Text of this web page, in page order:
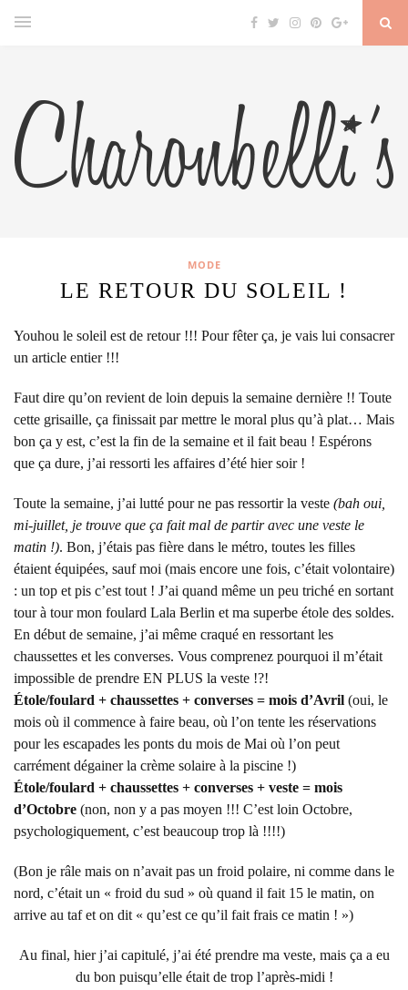
MODE
LE RETOUR DU SOLEIL !
Youhou le soleil est de retour !!! Pour fêter ça, je vais lui consacrer
un article entier !!!
Faut dire qu’on revient de loin depuis la semaine dernière !! Toute
cette grisaille, ça finissait par mettre le moral plus qu’à plat… Mais
bon ça y est, c’est la fin de la semaine et il fait beau ! Espérons
que ça dure, j’ai ressorti les affaires d’été hier soir !
Toute la semaine, j’ai lutté pour ne pas ressortir la veste (bah oui,
mi-juillet, je trouve que ça fait mal de partir avec une veste le
matin !). Bon, j’étais pas fière dans le métro, toutes les filles
étaient équipées, sauf moi (mais encore une fois, c’était volontaire)
: un top et pis c’est tout ! J’ai quand même un peu triché en sortant
tour à tour mon foulard Lala Berlin et ma superbe étole des soldes.
En début de semaine, j’ai même craqué en ressortant les
chaussettes et les converses. Vous comprenez pourquoi il m’était
impossible de prendre EN PLUS la veste !?!
Étole/foulard + chaussettes + converses = mois d’Avril (oui, le
mois où il commence à faire beau, où l’on tente les réservations
pour les escapades les ponts du mois de Mai où l’on peut
carrément dégainer la crème solaire à la piscine !)
Étole/foulard + chaussettes + converses + veste = mois
d’Octobre (non, non y a pas moyen !!! C’est loin Octobre,
psychologiquement, c’est beaucoup trop là !!!!)
(Bon je râle mais on n’avait pas un froid polaire, ni comme dans le
nord, c’était un « froid du sud » où quand il fait 15 le matin, on
arrive au taf et on dit « qu’est ce qu’il fait frais ce matin ! »)
Au final, hier j’ai capitulé, j’ai été prendre ma veste, mais ça a eu
du bon puisqu’elle était de trop l’après-midi !